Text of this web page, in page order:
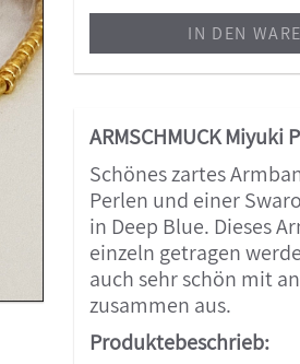
IN DEN
ARMSCHMUCK Miyuki
Schönes zartes
Perlen und einer
in Deep Blue. Dieses
einzeln getragen
auch sehr schön mit
zusammen aus.
Produktebeschrieb: